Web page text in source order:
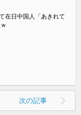
在日中国人「あきれて
次の記事